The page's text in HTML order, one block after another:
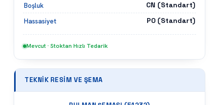
Boşluk
CN (Standart)
Hassasiyet
P0 (Standart)
Mevcut · Stoktan Hızlı Tedarik
TEKNIK RESIM VE ŞEMA